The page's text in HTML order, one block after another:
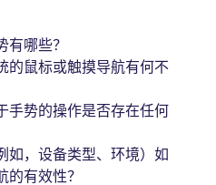
有哪些？
的鼠标或触摸导航有何不
手势的操作是否存在任何
如，设备类型、环境）如
的有效性？